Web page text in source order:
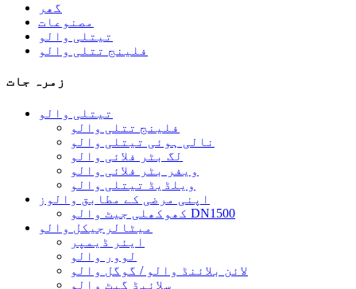
گھر
مصنوعات
تیتلی والو
فلینج تتلی والو
زمرہ جات
تیتلی والو
فلینج تتلی والو
نالی ہوئی تیتلی والو
لگ بٹر فلائی والو
ویفر بٹر فلائی والو
ویلڈیڈ تیتلی والو
اپنی مرضی کے مطابق والوز
کھوکھلی جیٹ والو DN1500
میٹالرجیکل والو
ایئر ڈیمپر
لوور والو
لائن بلائنڈ والو / گوگل والو
سلائیڈ گیٹ والو